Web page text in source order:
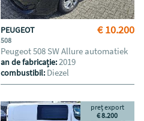
€ 10.200
PEUGEOT
508
Peugeot 508 SW Allure automatiek
an de fabricație:2019
combustibil: Diezel
preț export
€ 8.200